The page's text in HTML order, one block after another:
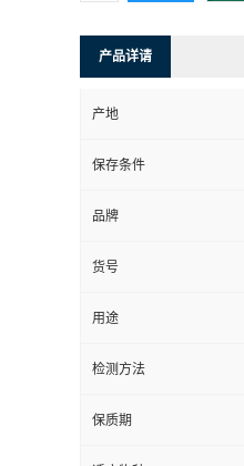
产品详请
产地
保存条件
品牌
货号
用途
检测方法
保质期